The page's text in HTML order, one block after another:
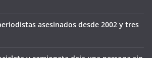
asesinados desde 2002 y tres